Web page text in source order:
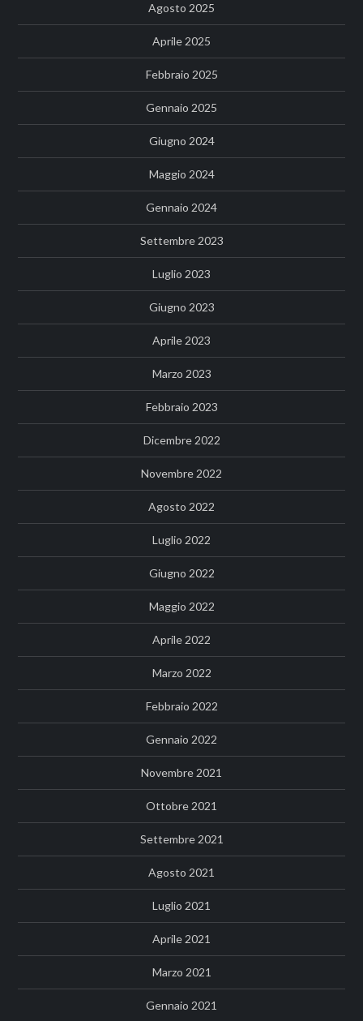
Agosto 2025
Aprile 2025
Febbraio 2025
Gennaio 2025
Giugno 2024
Maggio 2024
Gennaio 2024
Settembre 2023
Luglio 2023
Giugno 2023
Aprile 2023
Marzo 2023
Febbraio 2023
Dicembre 2022
Novembre 2022
Agosto 2022
Luglio 2022
Giugno 2022
Maggio 2022
Aprile 2022
Marzo 2022
Febbraio 2022
Gennaio 2022
Novembre 2021
Ottobre 2021
Settembre 2021
Agosto 2021
Luglio 2021
Aprile 2021
Marzo 2021
Gennaio 2021